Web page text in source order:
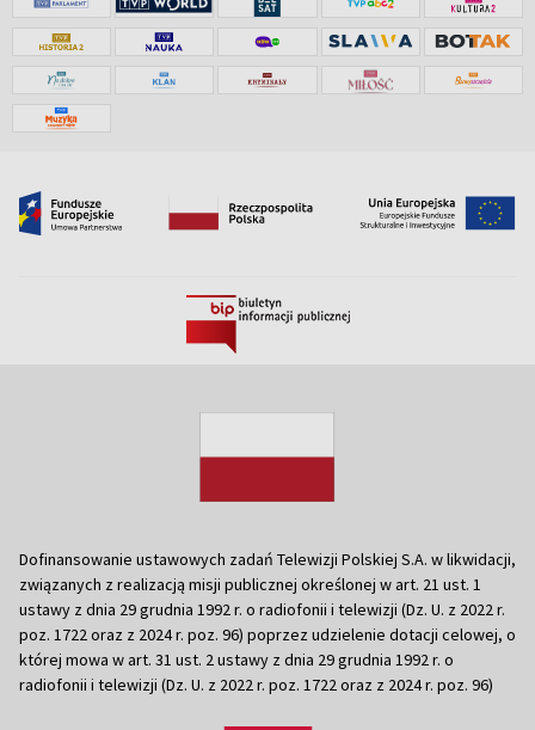
Dofinansowanie ustawowych zadań Telewizji Polskiej S.A. w likwidacji,
związanych z realizacją misji publicznej określonej w art. 21 ust. 1
ustawy z dnia 29 grudnia 1992 r. o radiofonii i telewizji (Dz. U. z 2022 r.
poz. 1722 oraz z 2024 r. poz. 96) poprzez udzielenie dotacji celowej, o
której mowa w art. 31 ust. 2 ustawy z dnia 29 grudnia 1992 r. o
radiofonii i telewizji (Dz. U. z 2022 r. poz. 1722 oraz z 2024 r. poz. 96)